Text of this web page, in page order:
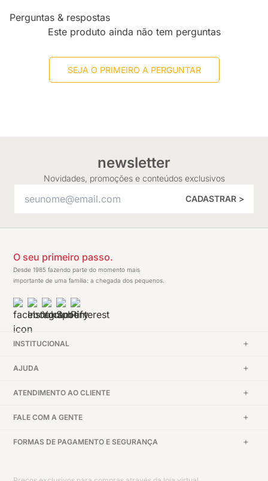
Perguntas & respostas
Este produto ainda não tem perguntas
SEJA O PRIMEIRO A PERGUNTAR
newsletter
Novidades, promoções e conteúdos exclusivos
CADASTRAR >
O seu primeiro passo.
Desde 1985 fazendo parte do momento mais
importante de uma família: a chegada dos pequenos.
INSTITUCIONAL
AJUDA
ATENDIMENTO AO CLIENTE
FALE COM A GENTE
FORMAS DE PAGAMENTO E SEGURANÇA